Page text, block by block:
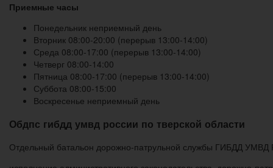
Приемные часы
Понедельник неприемный день
Вторник 08:00-20:00 (перерыв 13:00-14:00)
Среда 08:00-17:00 (перерыв 13:00-14:00)
Четверг 08:00-14:00
Пятница 08:00-17:00 (перерыв 13:00-14:00)
Суббота 08:00-15:00
Воскресенье неприемный день
Обдпс гибдд умвд россии по тверской области
Отдельный батальон дорожно-патрульной службы ГИБДД УМВД